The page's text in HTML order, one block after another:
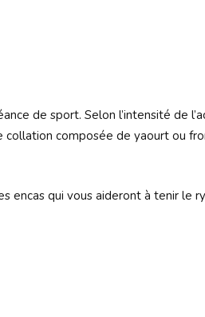
de sport. Selon l’intensité de
collation composée de yaourt ou
encas qui vous aideront à tenir le